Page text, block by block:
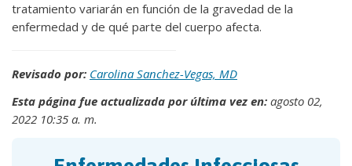
tratamiento variarán en función de la gravedad de la
enfermedad y de qué parte del cuerpo afecta.
Revisado por: Carolina Sanchez-Vegas, MD
Esta página fue actualizada por última vez en: agosto 02,
2022 10:35 a. m.